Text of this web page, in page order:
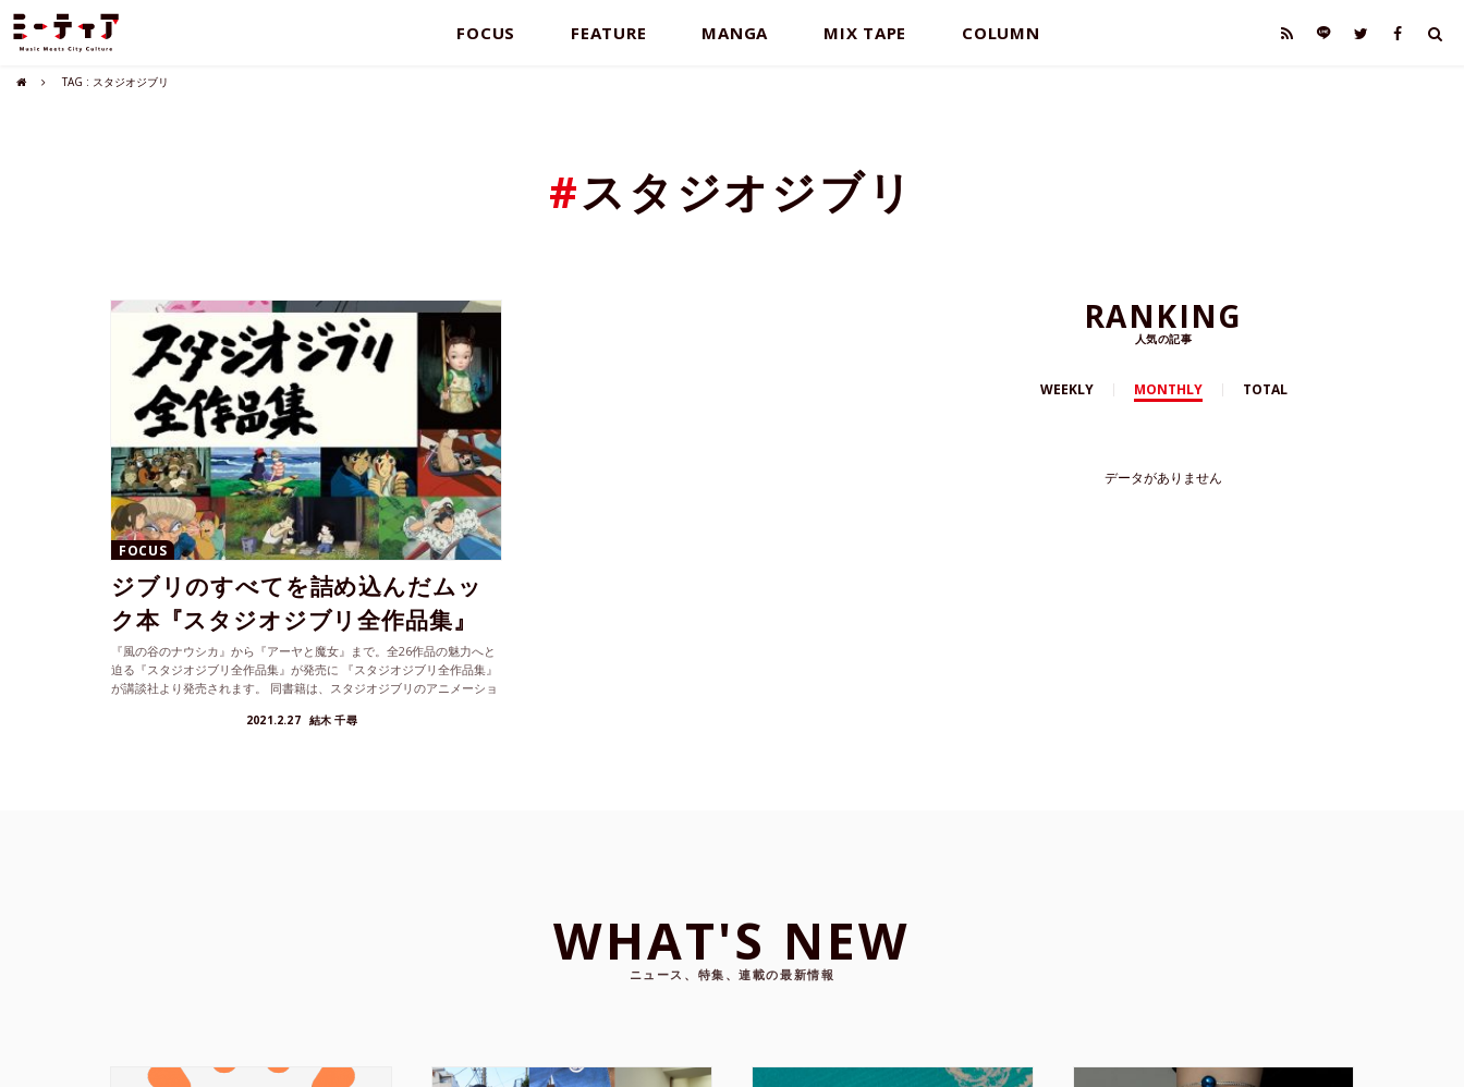
FOCUS FEATURE MANGA MIX TAPE COLUMN
TAG : スタジオジブリ
#スタジオジブリ
FOCUS
ジブリのすべてを詰め込んだムッ
ク本『スタジオジブリ全作品集』
『風の谷のナウシカ』から『アーヤと魔女』まで。全26作品の魅力へと
迫る『スタジオジブリ全作品集』が発売に 『スタジオジブリ全作品集』
が講談社より発売されます。 同書籍は、スタジオジブリのアニメーショ
2021.2.27 結木 千尋
RANKING
人気の記事
WEEKLY MONTHLY TOTAL
データがありません
WHAT'S NEW
ニュース、特集、連載の最新情報